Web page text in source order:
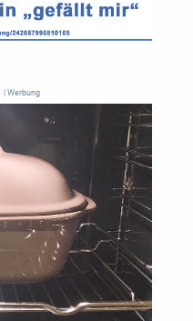
| Werbung